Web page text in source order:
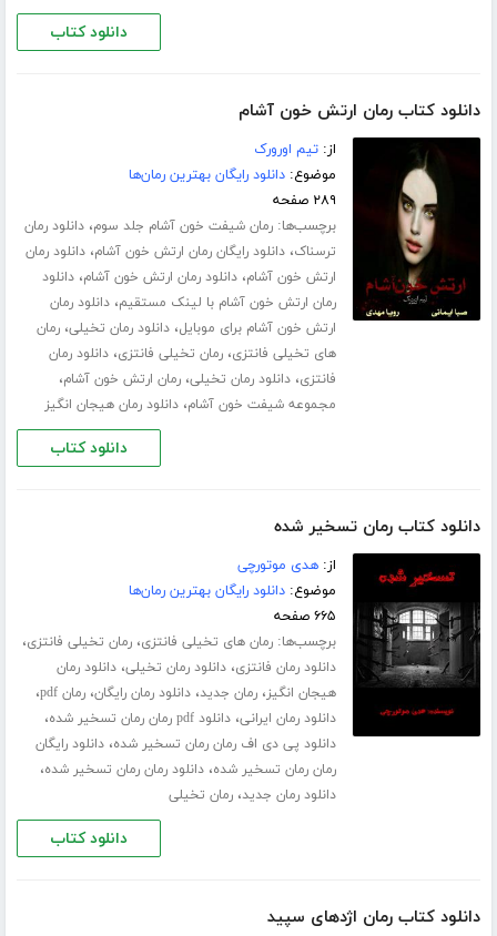
دانلود کتاب
دانلود کتاب رمان ارتش خون آشام
از:تیم اورورک
موضوع:دانلود رایگان بهترین رمان‌ها
۲۸۹ صفحه
برچسب‌ها:رمان شیفت خون آشام جلد سوم،دانلود رمان
ترسناک،دانلود رایگان رمان ارتش خون آشام،دانلود رمان
ارتش خون آشام،دانلود رمان ارتش خون آشام،دانلود
رمان ارتش خون آشام با لینک مستقیم،دانلود رمان
ارتش خون آشام برای موبایل،دانلود رمان تخیلی،رمان
های تخیلی فانتزی،رمان تخیلی فانتزی،دانلود رمان
فانتزی،دانلود رمان تخیلی،رمان ارتش خون آشام،
مجموعه شیفت خون آشام،دانلود رمان هیجان انگیز
دانلود کتاب
دانلود کتاب رمان تسخیر شده
از:هدی موتورچی
موضوع:دانلود رایگان بهترین رمان‌ها
۶۶۵ صفحه
برچسب‌ها:رمان های تخیلی فانتزی،رمان تخیلی فانتزی،
دانلود رمان فانتزی،دانلود رمان تخیلی،دانلود رمان
هیجان انگیز،رمان جدید،دانلود رمان رایگان،رمان pdf ،
دانلود رمان ایرانی،دانلود pdf رمان رمان تسخیر شده ،
دانلود پی دی اف رمان رمان تسخیر شده،دانلود رایگان
رمان رمان تسخیر شده،دانلود رمان رمان تسخیر شده،
دانلود رمان جدید،رمان تخیلی
دانلود کتاب
دانلود کتاب رمان اژدهای سپید